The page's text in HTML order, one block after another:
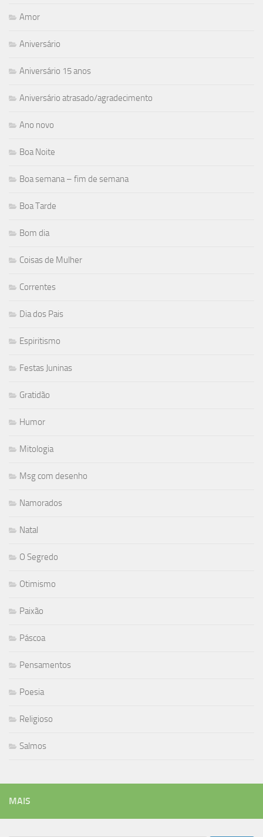
Amor
Aniversário
Aniversário 15 anos
Aniversário atrasado/agradecimento
Ano novo
Boa Noite
Boa semana – fim de semana
Boa Tarde
Bom dia
Coisas de Mulher
Correntes
Dia dos Pais
Espiritismo
Festas Juninas
Gratidão
Humor
Mitologia
Msg com desenho
Namorados
Natal
O Segredo
Otimismo
Paixão
Páscoa
Pensamentos
Poesia
Religioso
Salmos
MAIS